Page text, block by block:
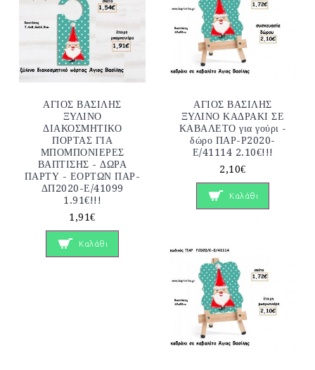
ΑΓΙΟΣ ΒΑΣΙΛΗΣ
ΞΥΛΙΝΟ
ΔΙΑΚΟΣΜΗΤΙΚΟ
ΠΟΡΤΑΣ ΓΙΑ
ΜΠΟΜΠΟΝΙΕΡΕΣ
ΒΑΠΤΙΣΗΣ - ΔΩΡΑ
ΠΑΡΤΥ - ΕΟΡΤΩΝ ΠΑΡ-
ΔΠ2020-Ε/41099
1.91€!!!
1,91€
Καλάθι
ΑΓΙΟΣ ΒΑΣΙΛΗΣ
ΞΥΛΙΝΟ ΚΑΔΡΑΚΙ ΣΕ
ΚΑΒΑΛΕΤΟ για γούρι -
δώρο ΠΑΡ-Ρ2020-
Ε/41114 2.10€!!!
2,10€
Καλάθι